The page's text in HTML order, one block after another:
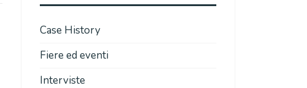
Case History
Fiere ed eventi
Interviste